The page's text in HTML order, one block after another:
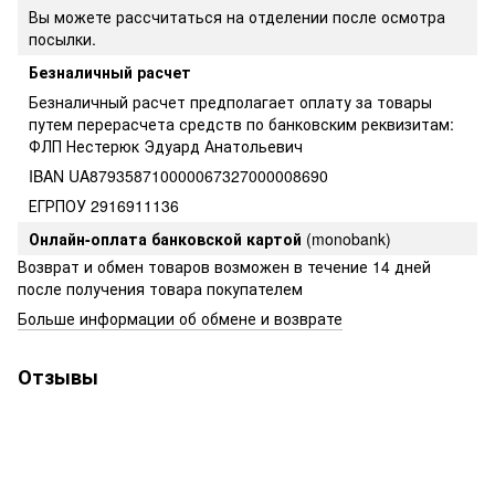
Вы можете рассчитаться на отделении после осмотра
посылки.
Безналичный расчет
Безналичный расчет предполагает оплату за товары
путем перерасчета средств по банковским реквизитам:
ФЛП Нестерюк Эдуард Анатольевич
IBAN UA879358710000067327000008690
ЕГРПОУ 2916911136
Онлайн-оплата банковской картой (monobank)
Возврат и обмен товаров возможен в течение 14 дней
после получения товара покупателем
Больше информации об обмене и возврате
Отзывы